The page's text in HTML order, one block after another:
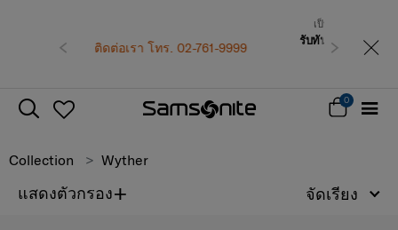
761-9999
เป็นสมาชิก Samsonite เพื่อรับสิทธิพิเศษที่เหนือกว่า
รับทันที คูปองแทนเงินสด 500 บาท สำหรับคำสั่ง
ซื้อตั้งแต่ 6,900 บาทขึ้นไป
ก่อนหน้า ถัดไป
0
Collection Wyther
แสดงตัวกรอง+ จัดเรียง